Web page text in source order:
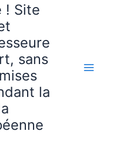
! Site
sans
la